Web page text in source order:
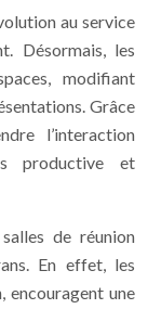
au service
Désormais, les
modifiant
Grâce
l’interaction
productive et
de réunion
En effet, les
encouragent une